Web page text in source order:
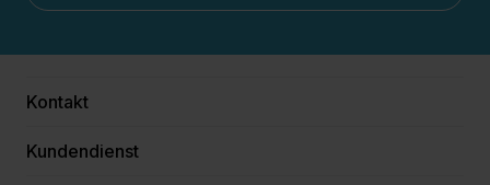
Kontakt
Kundendienst